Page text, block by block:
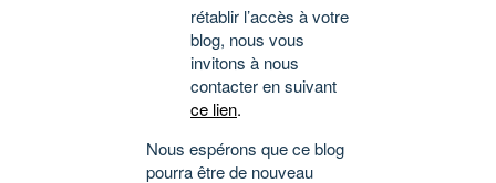
rétablir l’accès à votre
blog, nous vous
invitons à nous
contacter en suivant
ce lien.
Nous espérons que ce blog
pourra être de nouveau